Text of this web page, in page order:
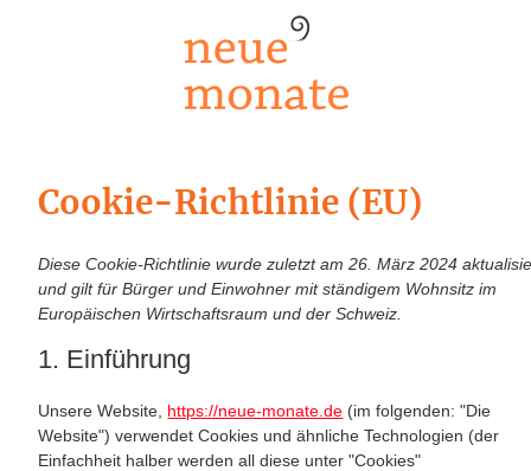
Cookie-Richtlinie (EU)
Diese Cookie-Richtlinie wurde zuletzt am 26. März 2024
und gilt für Bürger und Einwohner mit ständigem Wohnsitz im
Europäischen Wirtschaftsraum und der Schweiz.
1. Einführung
Unsere Website, https://neue-monate.de (im folgenden: "Die
Website") verwendet Cookies und ähnliche Technologien (der
Einfachheit halber werden all diese unter "Cookies"